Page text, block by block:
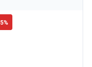
5%